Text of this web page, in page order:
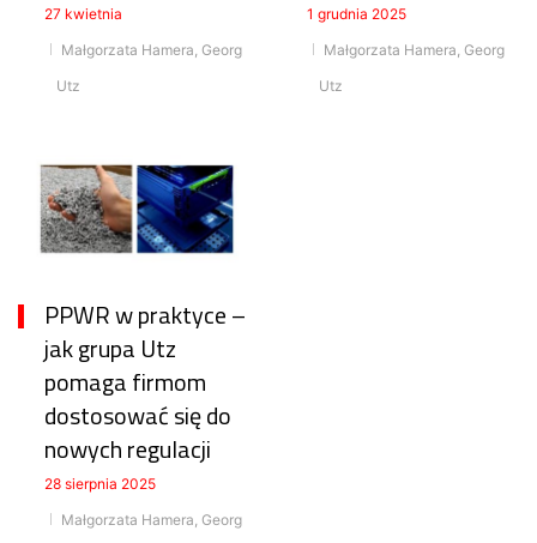
27 kwietnia
Małgorzata Hamera, Georg
Utz
1 grudnia 2025
Małgorzata Hamera, Georg
Utz
PPWR w praktyce –
jak grupa Utz
pomaga firmom
dostosować się do
nowych regulacji
28 sierpnia 2025
Małgorzata Hamera, Georg